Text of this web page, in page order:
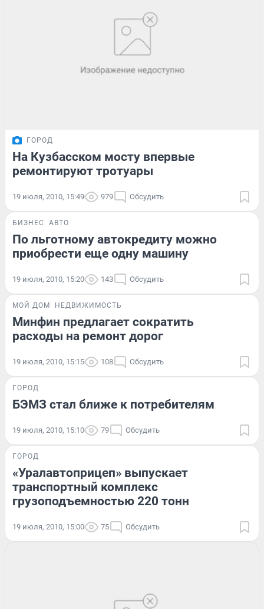
ГОРОД
На Кузбасском мосту впервые
ремонтируют тротуары
19 июля, 2010, 15:49 979 Обсудить
БИЗНЕС АВТО
По льготному автокредиту можно
приобрести еще одну машину
19 июля, 2010, 15:20 143 Обсудить
МОЙ ДОМ НЕДВИЖИМОСТЬ
Минфин предлагает сократить
расходы на ремонт дорог
19 июля, 2010, 15:15 108 Обсудить
ГОРОД
БЭМЗ стал ближе к потребителям
19 июля, 2010, 15:10 79 Обсудить
ГОРОД
«Уралавтоприцеп» выпускает
транспортный комплекс
грузоподъемностью 220 тонн
19 июля, 2010, 15:00 75 Обсудить